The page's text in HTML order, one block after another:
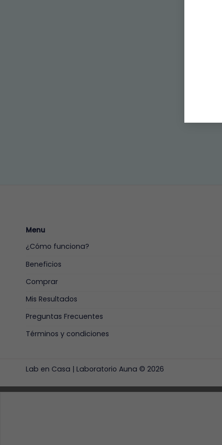
Menu
¿Cómo funciona?
Beneficios
Comprar
Mis Resultados
Preguntas Frecuentes
Términos y condiciones
Lab en Casa | Laboratorio Auna © 2026